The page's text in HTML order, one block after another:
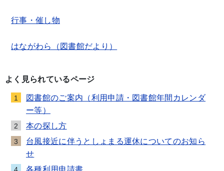
行事・催し物
はながわら（図書館だより）
よく見られているページ
1
図書館のご案内（利用申請・図書館年間カレンダ
ー等）
2 本の探し方
3
台風接近に伴うとしょまる運休についてのお知ら
せ
各種利用申請書